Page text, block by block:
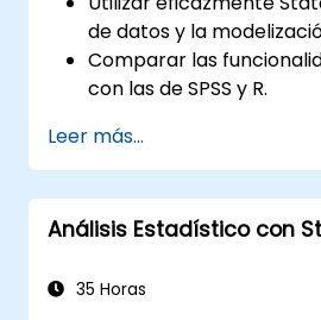
de datos y la
Comparar las
con las de SPSS y R.
computación estadística.
Desarrollar y
trabajo utilizando Stata y
Leer más...
Análisis Estadístico con
35 Horas